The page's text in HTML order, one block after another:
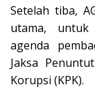
Setelah tiba,
utama, untuk
agenda
Jaksa
Korupsi (KPK).